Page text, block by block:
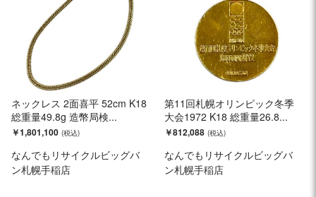
ネックレス 2面喜平 52cm K18
総重量49.8g 造幣局検...
￥1,801,100
なんでもリサイクルビッグバ
ン札幌手稲店
第11回札幌オリンピック冬季
大会1972 K18 総重量26.8...
￥812,088
なんでもリサイクルビッグバ
ン札幌手稲店